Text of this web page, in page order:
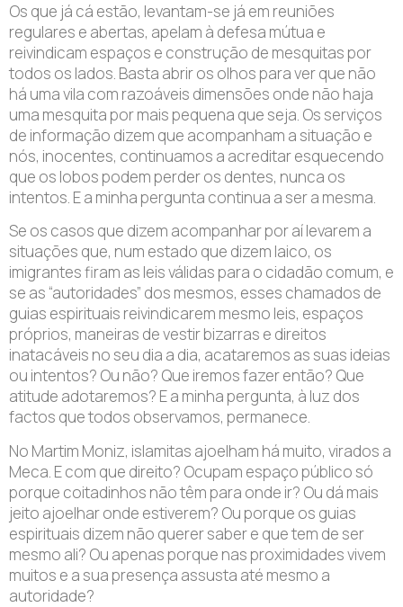
Os que já cá estão, levantam-se já em reuniões
regulares e abertas, apelam à defesa mútua e
reivindicam espaços e construção de mesquitas por
todos os lados. Basta abrir os olhos para ver que não
há uma vila com razoáveis dimensões onde não haja
uma mesquita por mais pequena que seja. Os serviços
de informação dizem que acompanham a situação e
nós, inocentes, continuamos a acreditar esquecendo
que os lobos podem perder os dentes, nunca os
intentos. E a minha pergunta continua a ser a mesma.
Se os casos que dizem acompanhar por aí levarem a
situações que, num estado que dizem laico, os
imigrantes firam as leis válidas para o cidadão comum, e
se as “autoridades” dos mesmos, esses chamados de
guias espirituais reivindicarem mesmo leis, espaços
próprios, maneiras de vestir bizarras e direitos
inatacáveis no seu dia a dia, acataremos as suas ideias
ou intentos? Ou não? Que iremos fazer então? Que
atitude adotaremos? E a minha pergunta, à luz dos
factos que todos observamos, permanece.
No Martim Moniz, islamitas ajoelham há muito, virados a
Meca. E com que direito? Ocupam espaço público só
porque coitadinhos não têm para onde ir? Ou dá mais
jeito ajoelhar onde estiverem? Ou porque os guias
espirituais dizem não querer saber e que tem de ser
mesmo ali? Ou apenas porque nas proximidades vivem
muitos e a sua presença assusta até mesmo a
autoridade?